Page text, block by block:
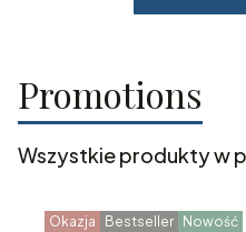
Promotions
Wszystkie produkty w
Okazja Bestseller Nowość